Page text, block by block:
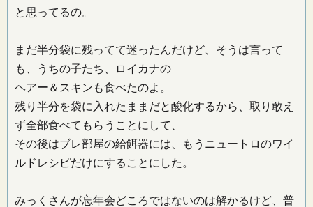
と思ってるの。
まだ半分袋に残ってて迷ったんだけど、そうは言って
も、うちの子たち、ロイカナの
ヘアー＆スキンも食べたのよ。
残り半分を袋に入れたままだと酸化するから、取り敢え
ず全部食べてもらうことにして、
その後はブレ部屋の給餌器には、もうニュートロのワイ
ルドレシピだけにすることにした。
みっくさんが忘年会どころではないのは解かるけど、普